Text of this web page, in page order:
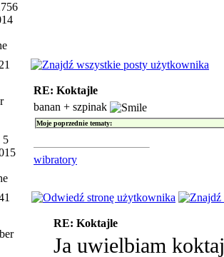
5
RE: Koktajle
banan + szpinak
Moje poprzednie tematy:
wibratory
RE: Koktajle
Ja uwielbiam